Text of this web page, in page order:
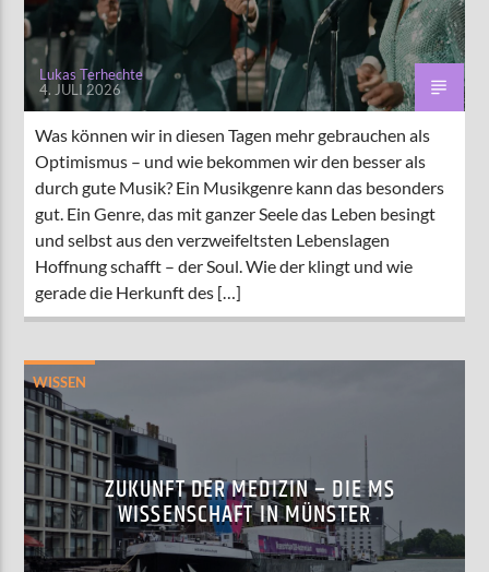
Lukas Terhechte
4. JULI 2026
Was können wir in diesen Tagen mehr gebrauchen als
Optimismus – und wie bekommen wir den besser als
durch gute Musik? Ein Musikgenre kann das besonders
gut. Ein Genre, das mit ganzer Seele das Leben besingt
und selbst aus den verzweifeltsten Lebenslagen
Hoffnung schafft – der Soul. Wie der klingt und wie
gerade die Herkunft des […]
WISSEN
ZUKUNFT DER MEDIZIN – DIE MS
WISSENSCHAFT IN MÜNSTER